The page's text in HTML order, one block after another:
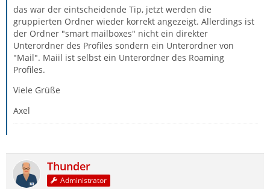
das war der eintscheidende Tip, jetzt werden die
gruppierten Ordner wieder korrekt angezeigt. Allerdings ist
der Ordner "smart mailboxes" nicht ein direkter
Unterordner des Profiles sondern ein Unterordner von
"Mail". Maiil ist selbst ein Unterordner des Roaming
Profiles.
Viele Grüße
Axel
Thunder
Administrator